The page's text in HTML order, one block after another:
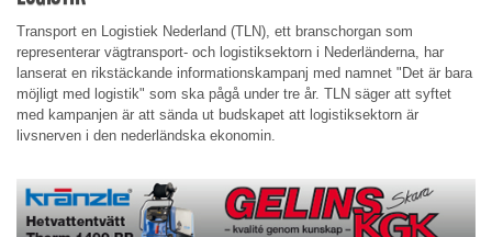
Transport en Logistiek Nederland (TLN), ett branschorgan som
representerar vägtransport- och logistiksektorn i Nederländerna, har
lanserat en rikstäckande informationskampanj med namnet "Det är bara
möjligt med logistik" som ska pågå under tre år. TLN säger att syftet
med kampanjen är att sända ut budskapet att logistiksektorn är
livsnerven i den nederländska ekonomin.